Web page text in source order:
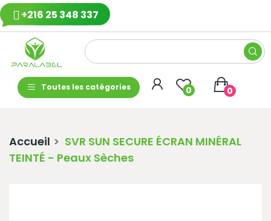
+216 25 348 337
Toutes les catégories 0 0
Accueil
SVR SUN SECURE ÉCRAN MINÉRAL
TEINTÉ - Peaux Sèches